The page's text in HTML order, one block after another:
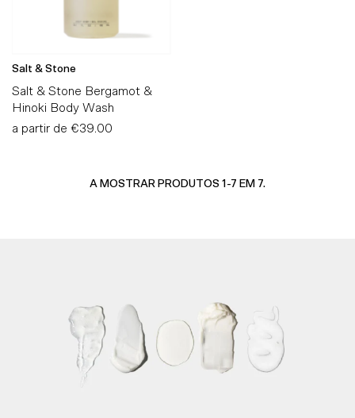
Salt & Stone
Salt & Stone Bergamot &
Hinoki Body Wash
Preço
a partir de €39.00
A MOSTRAR PRODUTOS 1-7 EM 7.